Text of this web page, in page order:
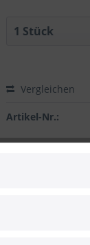
Vergleichen
Artikel-Nr.: